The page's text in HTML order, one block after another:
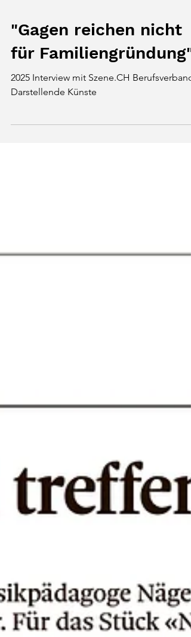
"Gagen reichen nicht
für Familiengründung"
2025 Interview mit Szene.CH Berufsverband